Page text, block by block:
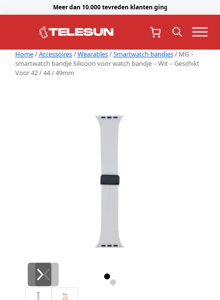
Meer dan 10.000 tevreden klanten gingen je voor.
Home/Accessoires/Wearables/Smartwatch bandjes/ MG –
smartwatch bandje Silicoon voor watch bandje – Wit – Geschikt
Voor 42 / 44 / 49mm